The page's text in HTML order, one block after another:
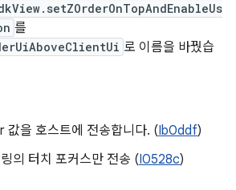
를
로 이름을 바꿨습
값을 호스트에 전송합니다. (Ib0ddf)
의 터치 포커스만 전송 (I0528c)